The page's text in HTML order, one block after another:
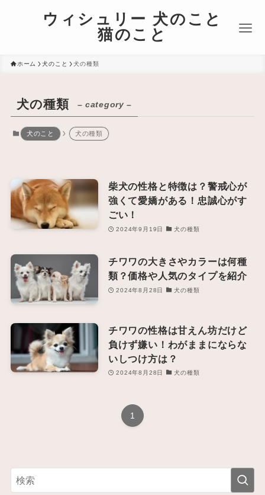
ウィシュリー 犬のこと
猫のこと
ホーム 犬のこと 犬の種類
犬の種類 – category –
犬のこと 犬の種類
柴犬の性格と特徴は？警戒心が
強くて愛嬌がある！忠誠心がす
ごい！
2024年9月19日 犬の種類
チワワの大きさやカラーは何種
類？価格や人気のタイプを紹介
2024年8月28日 犬の種類
チワワの性格は甘えん坊だけど
負けず嫌い！わがままにならな
いしつけ方は？
2024年8月28日 犬の種類
1